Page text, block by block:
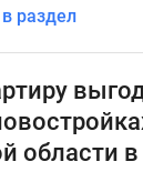
раздел
области